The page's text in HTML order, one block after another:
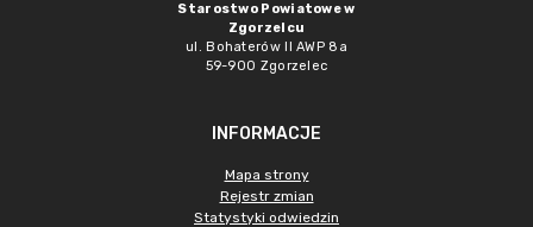
Starostwo Powiatowe w
Zgorzelcu
ul. Bohaterów II AWP 8a
59-900 Zgorzelec
INFORMACJE
Mapa strony
Rejestr zmian
Statystyki odwiedzin